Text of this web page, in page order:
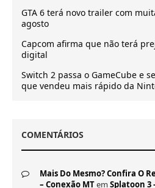
GTA 6 terá novo trailer com
agosto
Capcom afirma que não terá
digital
Switch 2 passa o GameCube e
que vendeu mais rápido da
COMENTÁRIOS
Mais Do Mesmo? Confira O
– Conexão MTem Splatoon 3